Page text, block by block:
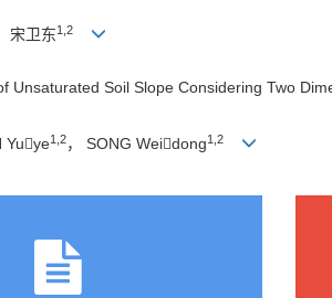
宋卫东1,2
Unsaturated Soil Slope Considering Two
Yuye1,2， SONG Weidong1,2